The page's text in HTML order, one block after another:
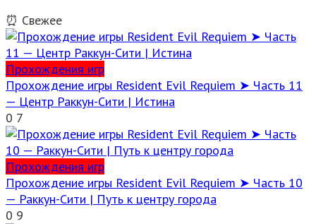
⏰ Свежее
Прохождения игр
Прохождение игры Resident Evil Requiem ➤ Часть 11
— Центр Раккун-Сити | Истина
0 7
Прохождения игр
Прохождение игры Resident Evil Requiem ➤ Часть 10
— Раккун-Сити | Путь к центру города
0 9